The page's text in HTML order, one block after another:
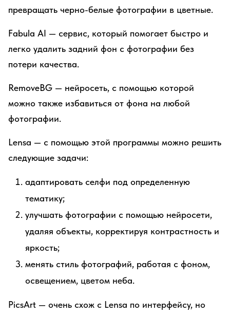
превращать черно-белые фотографии в цветные.
Fabula AI — сервис, который помогает быстро и
легко удалить задний фон с фотографии без
потери качества.
RemoveBG — нейросеть, с помощью которой
можно также избавиться от фона на любой
фотографии.
Lensa — с помощью этой программы можно решить
следующие задачи:
адаптировать селфи под определенную
тематику;
улучшать фотографии с помощью нейросети,
удаляя объекты, корректируя контрастность и
яркость;
менять стиль фотографий, работая с фоном,
освещением, цветом неба.
PicsArt — очень схож с Lensa по интерфейсу, но